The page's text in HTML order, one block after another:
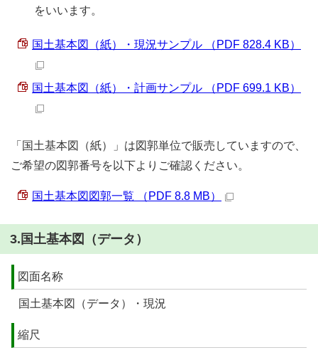
をいいます。
国土基本図（紙）・現況サンプル （PDF 828.4 KB）
国土基本図（紙）・計画サンプル （PDF 699.1 KB）
「国土基本図（紙）」は図郭単位で販売していますので、
ご希望の図郭番号を以下よりご確認ください。
国土基本図図郭一覧 （PDF 8.8 MB）
3.国土基本図（データ）
図面名称
国土基本図（データ）・現況
縮尺